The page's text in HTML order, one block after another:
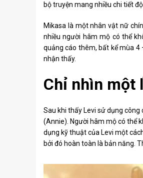
bộ truyện mang nhiều chi tiết
Mikasa là một nhân vật nữ
nhiều người hâm mộ có thể
quảng cáo thêm, bất kể mùa
nhận thấy.
Chỉ nhìn một
Sau khi thấy Levi sử dụng
(Annie). Người hâm mộ có thể
dụng kỹ thuật của Levi một
bởi đó hoàn toàn là bản năng.